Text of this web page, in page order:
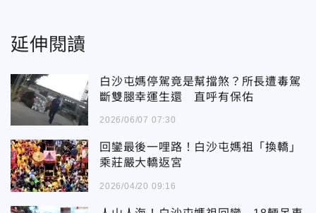
延伸閱讀
白沙屯媽停駕竟是幫擋煞？所長遭毒駕
斷雙腿幸運生還 直呼有保佑
2026/06/07 07:30
回鑾最後一哩路！白沙屯媽祖「換轎」
乘莊嚴大轎返宮
2026/04/20 09:16